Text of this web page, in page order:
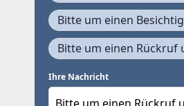
Bitte um einen
Bitte um einen Rückruf
Ihre Nachricht